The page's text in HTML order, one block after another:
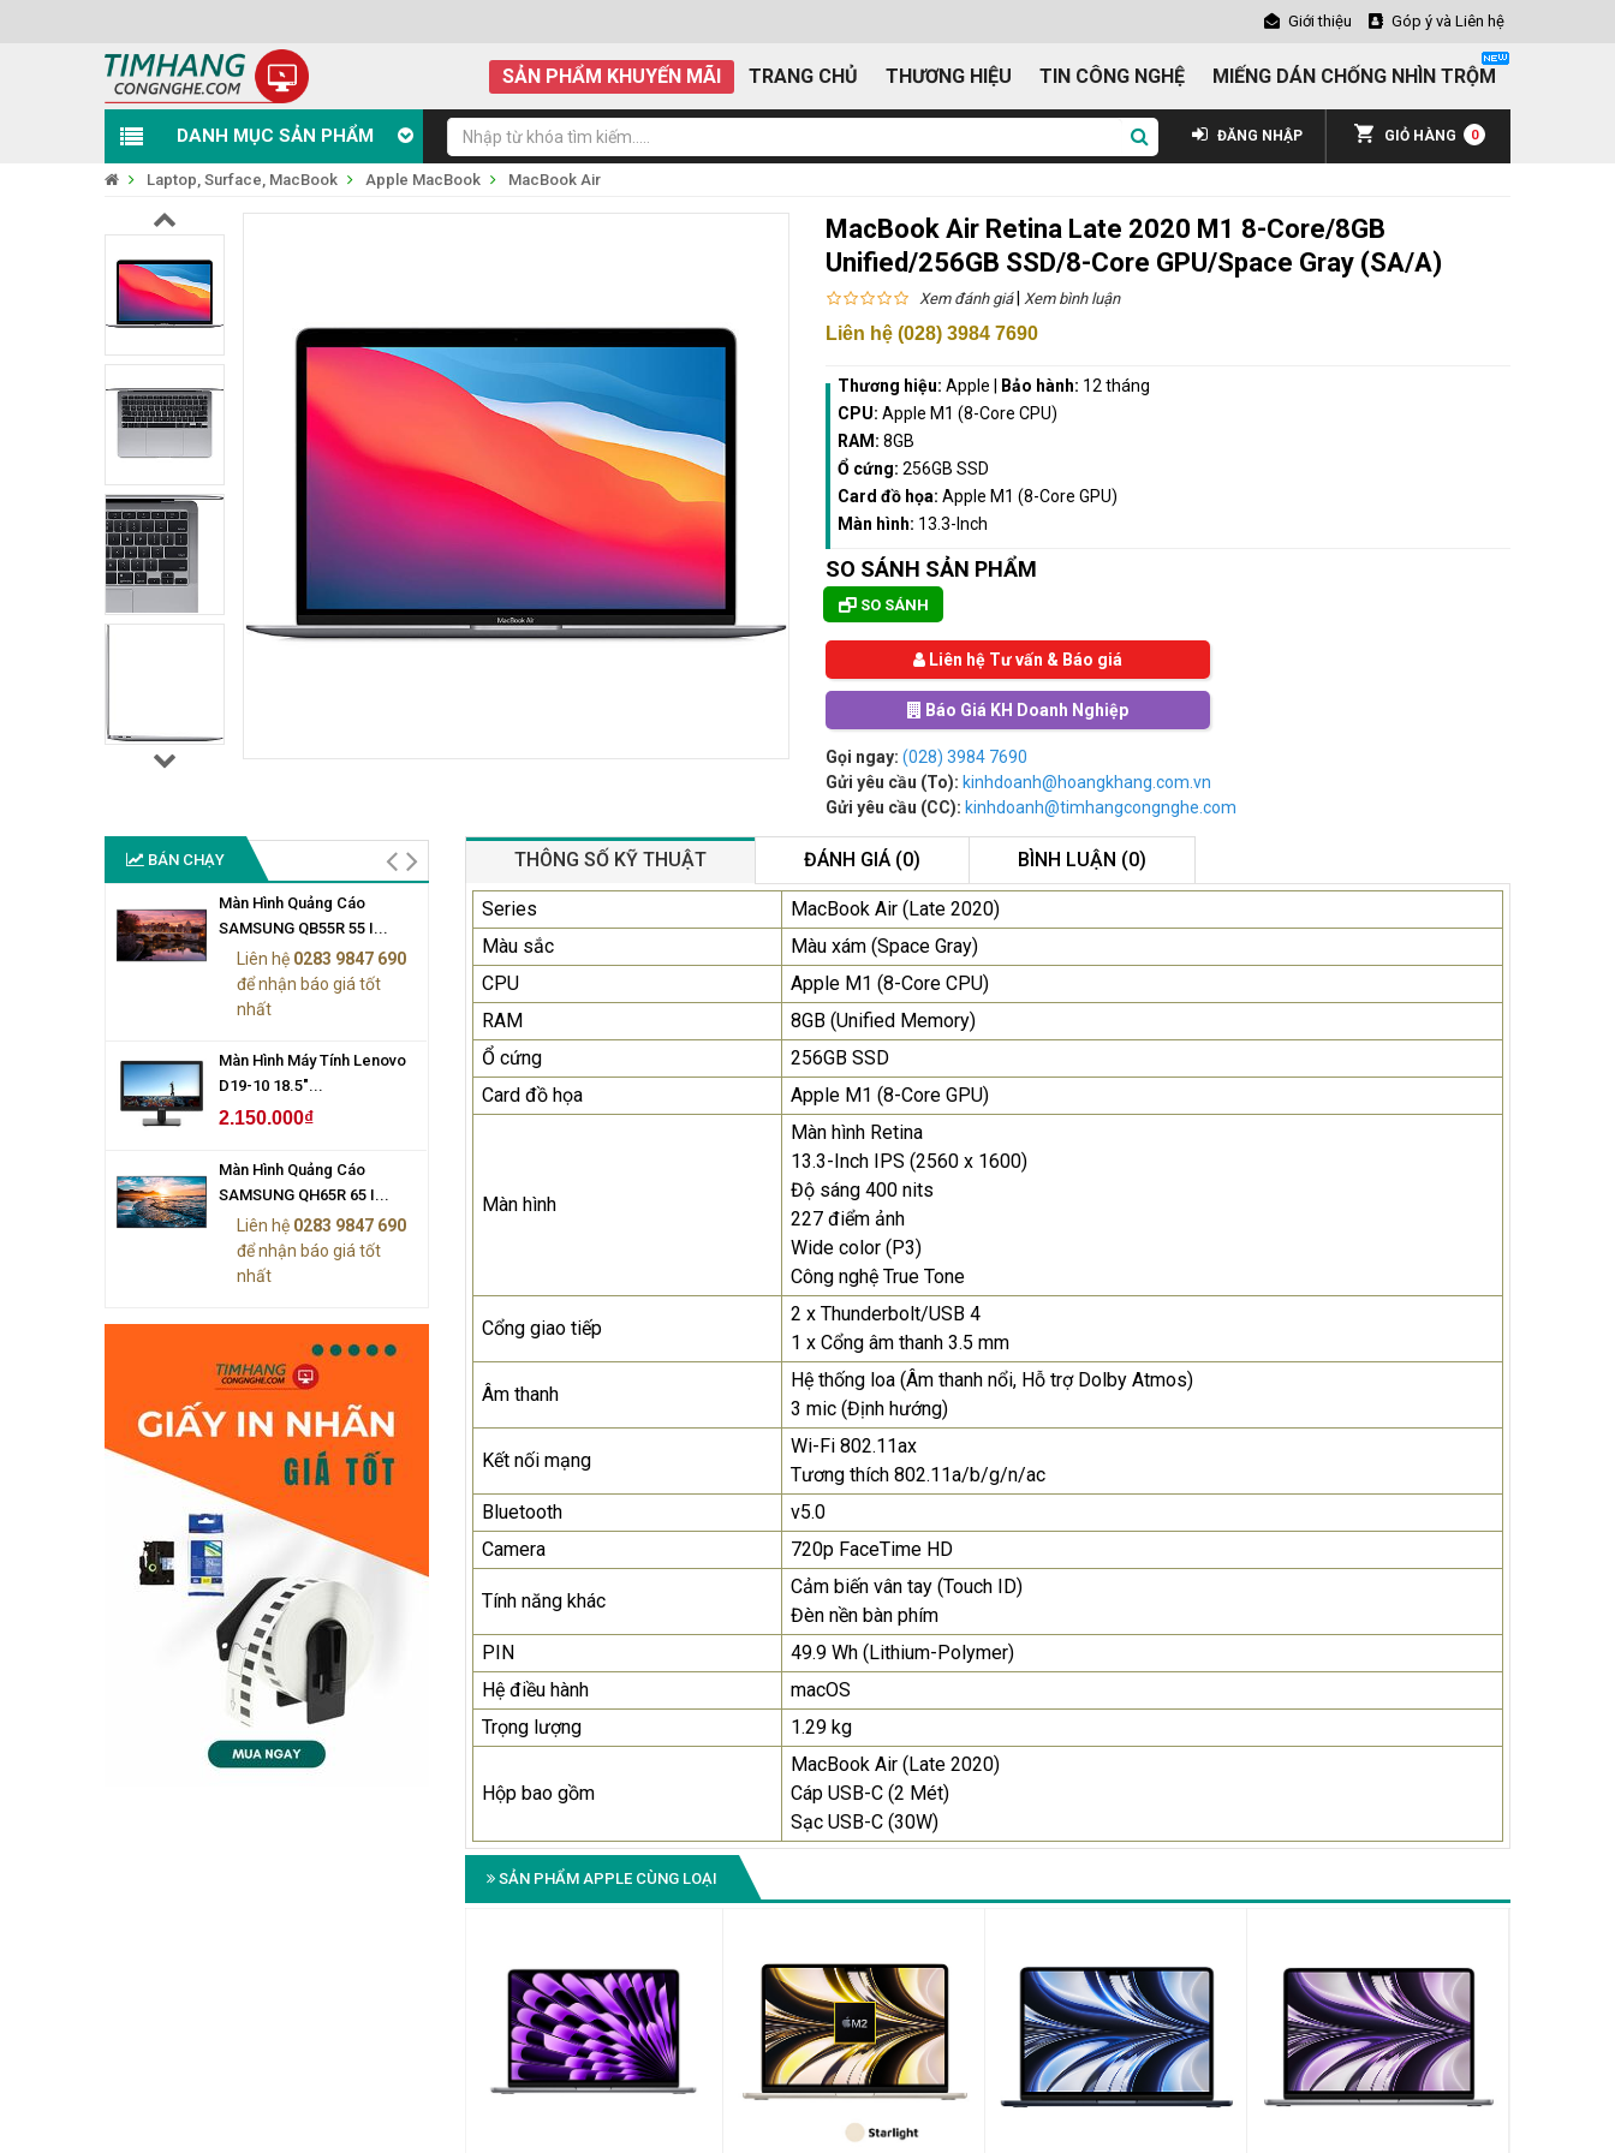
Giới thiệu Góp ý và Liên hệ
SẢN PHẨM KHUYẾN MÃI TRANG CHỦ THƯƠNG HIỆU TIN CÔNG NGHỆ MIẾNG DÁN CHỐNG NHÌN TRỘM
DANH MỤC SẢN PHẨM GIỎ HÀNG 0
ĐĂNG NHẬP
Laptop, Surface, MacBook Apple MacBook MacBook Air
MacBook Air Retina Late 2020 M1 8-Core/8GB
Unified/256GB SSD/8-Core GPU/Space Gray (SA/A)
Xem đánh giá| Xem bình luận
Liên hệ (028) 3984 7690
Thương hiệu: Apple Bảo hành: 12 tháng
CPU: Apple M1 (8-Core CPU)
RAM: 8GB
Ổ cứng: 256GB SSD
Card đồ họa: Apple M1 (8-Core GPU)
Màn hình: 13.3-Inch
SO SÁNH SẢN PHẨM
SO SÁNH
Liên hệ Tư vấn & Báo giá
Báo Giá KH Doanh Nghiệp
Gọi ngay: (028) 3984 7690
Gửi yêu cầu (To): kinhdoanh@hoangkhang.com.vn
Gửi yêu cầu (CC): kinhdoanh@timhangcongnghe.com
BÁN CHẠY
Màn Hình Quảng Cáo
SAMSUNG QB55R 55 I...
Liên hệ 0283 9847 690
để nhận báo giá tốt
nhất
Màn Hình Máy Tính Lenovo
D19-10 18.5"...
2.150.000₫
Màn Hình Quảng Cáo
SAMSUNG QH65R 65 I...
Liên hệ 0283 9847 690
để nhận báo giá tốt
nhất
Màn Hình Quảng Cáo
SAMSUNG QB55R 55 I...
Liên hệ 0283 9847 690
để nhận báo giá tốt
nhất
Màn Hình Máy Tính Lenovo
D19-10 18.5"...
2.150.000₫
Màn Hình Quảng Cáo
SAMSUNG QH65R 65 I...
Liên hệ
để nhận báo giá tốt
nhất
THÔNG SỐ KỸ THUẬT ĐÁNH GIÁ (0) BÌNH LUẬN (0)
Series
MacBook Air (Late 2020)
Màu sắc
Màu xám (Space Gray)
CPU
Apple M1 (8-Core CPU)
RAM
8GB (Unified Memory)
Ổ cứng
256GB SSD
Card đồ họa
Apple M1 (8-Core GPU)
Màn hình
Màn hình Retina
13.3-Inch IPS (2560 x 1600)
Độ sáng 400 nits
227 điểm ảnh
Wide color (P3)
Công nghệ True Tone
Cổng giao tiếp
2 x Thunderbolt/USB 4
1 x Cổng âm thanh 3.5 mm
Âm thanh
Hệ thống loa (Âm thanh nổi, Hỗ trợ Dolby Atmos)
3 mic (Định hướng)
Kết nối mạng
Wi-Fi 802.11ax
Tương thích 802.11a/b/g/n/ac
Bluetooth
v5.0
Camera
720p FaceTime HD
Tính năng khác
Cảm biến vân tay (Touch ID)
Đèn nền bàn phím
PIN
49.9 Wh (Lithium-Polymer)
Hệ điều hành
macOS
Trọng lượng
1.29 kg
Hộp bao gồm
MacBook Air (Late 2020)
Cáp USB-C (2 Mét)
Sạc USB-C (30W)
SẢN PHẨM APPLE CÙNG LOẠI